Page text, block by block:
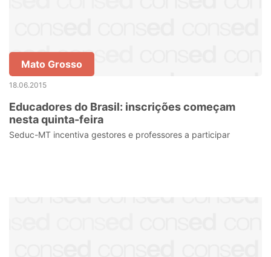
Mato Grosso
18.06.2015
Educadores do Brasil: inscrições começam
nesta quinta-feira
Seduc-MT incentiva gestores e professores a participar